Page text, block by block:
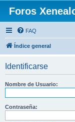
Foros
FAQ
Índice general
Identificarse
Nombre de Usuario:
Contraseña: